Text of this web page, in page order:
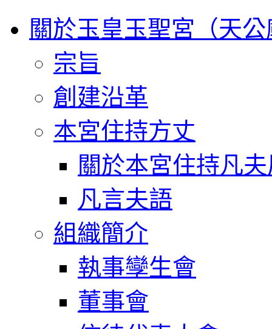
關於玉皇玉聖宮（天
宗旨
創建沿革
本宮住持方丈
關於本宮住持凡
凡言夫語
組織簡介
執事孿生會
董事會